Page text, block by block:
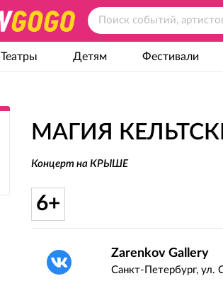
Театры Детям Фестивали
МАГИЯ
Концерт на КРЫШЕ
6+
Zarenkov Gallery
Санкт-Петербург, ул.